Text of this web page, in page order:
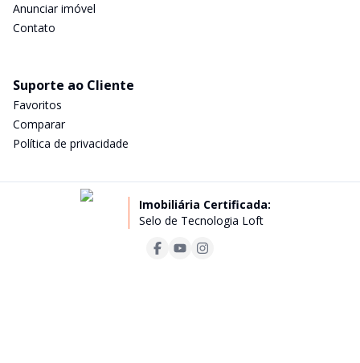
Anunciar imóvel
Contato
Suporte ao Cliente
Favoritos
Comparar
Política de privacidade
Imobiliária Certificada:
Selo de Tecnologia Loft